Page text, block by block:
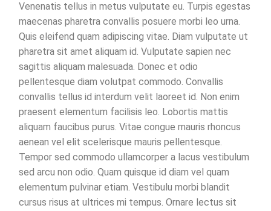
Venenatis tellus in metus vulputate eu. Turpis egestas
maecenas pharetra convallis posuere morbi leo urna.
Quis eleifend quam adipiscing vitae. Diam vulputate ut
pharetra sit amet aliquam id. Vulputate sapien nec
sagittis aliquam malesuada. Donec et odio
pellentesque diam volutpat commodo. Convallis
convallis tellus id interdum velit laoreet id. Non enim
praesent elementum facilisis leo. Lobortis mattis
aliquam faucibus purus. Vitae congue mauris rhoncus
aenean vel elit scelerisque mauris pellentesque.
Tempor sed commodo ullamcorper a lacus vestibulum
sed arcu non odio. Quam quisque id diam vel quam
elementum pulvinar etiam. Vestibulu morbi blandit
cursus risus at ultrices mi tempus. Ornare lectus sit